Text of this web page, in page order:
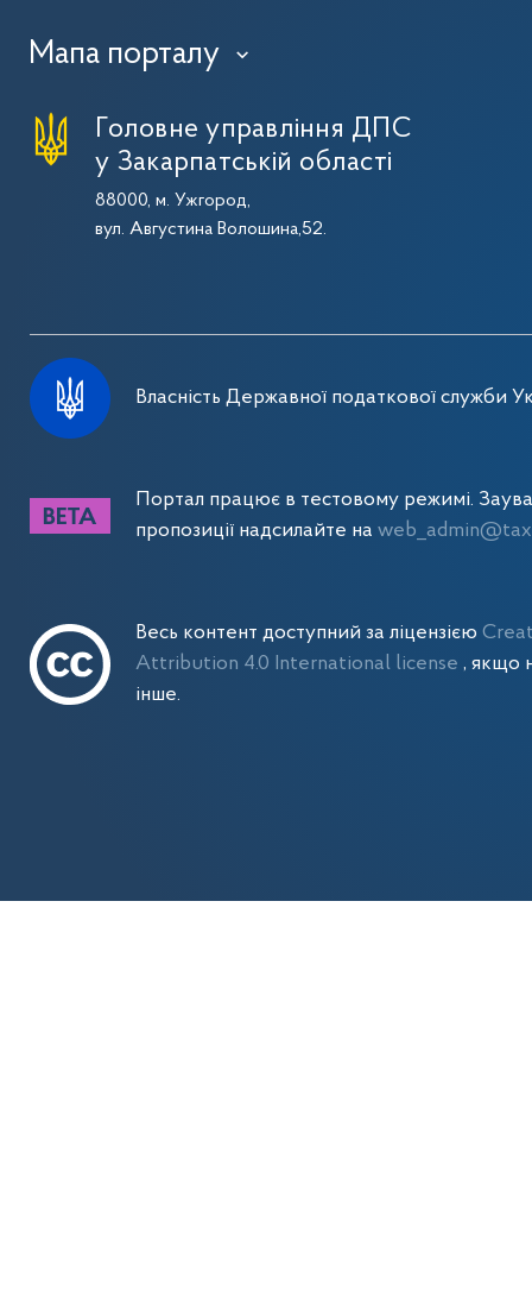
Мапа порталу ›
Головне управління ДПС
у Закарпатській області
88000, м. Ужгород,
вул. Августина Волошина,52.
Власність Державної податкової служби
Портал працює в тестовому режимі.
пропозиції надсилайте на
Весь контент доступний за ліцензією
Attribution 4.0 International license, якщо
інше.